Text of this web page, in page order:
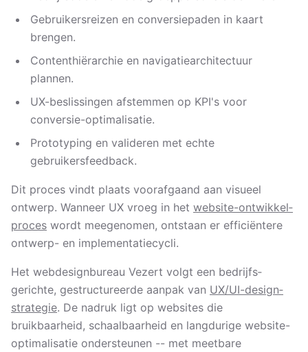
Gebruikersreizen en conversiepaden in kaart
brengen.
Content­hiërarchie en navigatie­architectuur
plannen.
UX-beslissingen afstemmen op KPI's voor
conversie-optimalisatie.
Prototyping en valideren met echte
gebruikersfeedback.
Dit proces vindt plaats voorafgaand aan visueel
ontwerp. Wanneer UX vroeg in het website-ontwikkel­
proces wordt meegenomen, ontstaan er efficiëntere
ontwerp- en implementatiecycli.
Het webdesignbureau Vezert volgt een bedrijfs­
gerichte, gestructureerde aanpak van UX/UI-design­
strategie. De nadruk ligt op websites die
bruikbaarheid, schaalbaarheid en langdurige website-
optimalisatie ondersteunen -- met meetbare